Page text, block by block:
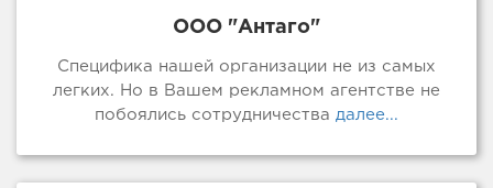
ООО "Антаго"
Специфика нашей организации не из самых
легких. Но в Вашем рекламном агентстве не
побоялись сотрудничества далее...